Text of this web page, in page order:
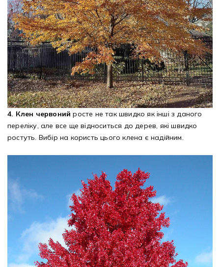
4. Клен червоний росте не так швидко як інші з даного
переліку, але все ще відноситься до дерев, які швидко
ростуть. Вибір на користь цього клена є надійним.